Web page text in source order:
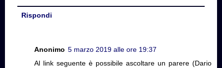
Rispondi
Anonimo 5 marzo 2019 alle ore 19:37
Al link seguente è possibile ascoltare un parere (Dario